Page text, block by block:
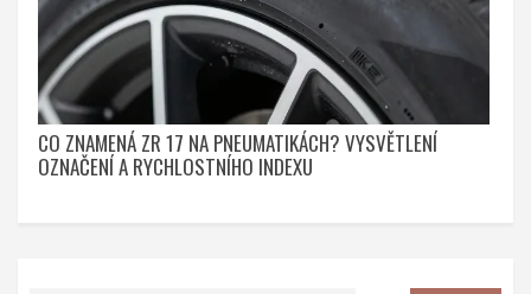
CO ZNAMENÁ ZR 17 NA PNEUMATIKÁCH? VYSVĚTLENÍ
OZNAČENÍ A RYCHLOSTNÍHO INDEXU